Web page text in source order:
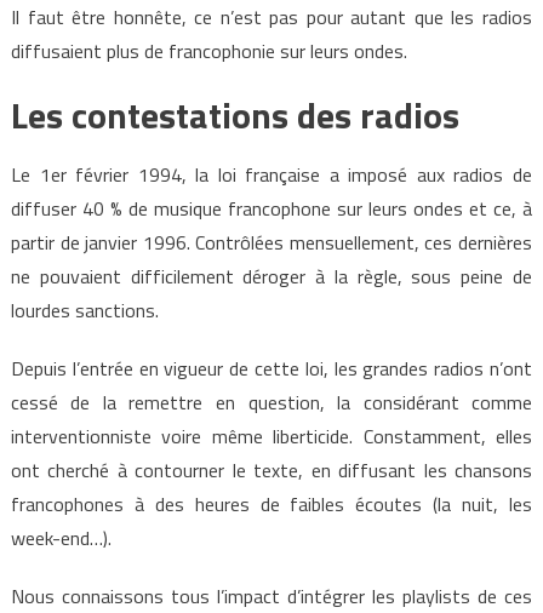
Il faut être honnête, ce n’est pas pour autant que les radios
diffusaient plus de francophonie sur leurs ondes.
Les contestations des radios
Le 1er février 1994, la loi française a imposé aux radios de
diffuser 40 % de musique francophone sur leurs ondes et ce, à
partir de janvier 1996. Contrôlées mensuellement, ces dernières
ne pouvaient difficilement déroger à la règle, sous peine de
lourdes sanctions.
Depuis l’entrée en vigueur de cette loi, les grandes radios n’ont
cessé de la remettre en question, la considérant comme
interventionniste voire même liberticide. Constamment, elles
ont cherché à contourner le texte, en diffusant les chansons
francophones à des heures de faibles écoutes (la nuit, les
week-end…).
Nous connaissons tous l’impact d’intégrer les playlists de ces